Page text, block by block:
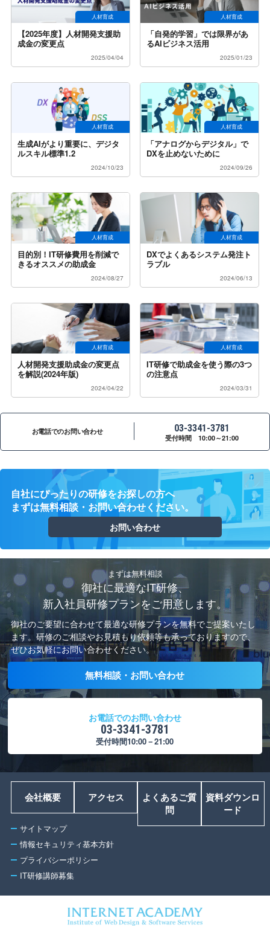
人材育成
【2025年度】人材開発支援助
成金の変更点
2025/04/04
人材育成
「自発的学習」では限界があ
るAIビジネス活用
2025/01/23
人材育成
生成AIがより重要に、デジタ
ルスキル標準1.2
2024/10/23
人材育成
「アナログからデジタル」で
DXを止めないために
2024/09/26
人材育成
目的別！IT研修費用を削減で
きるオススメの助成金
2024/08/27
人材育成
DXでよくあるシステム発注ト
ラブル
2024/06/13
人材育成
人材開発支援助成金の変更点
を解説(2024年版)
2024/04/22
人材育成
IT研修で助成金を使う際の3つ
の注意点
2024/03/31
お電話でのお問い合わせ 03-3341-3781
受付時間 10:00～21:00
自社にぴったりの研修をお探しの方へ
まずは無料相談・お問い合わせください。
お問い合わせ
まずは無料相談
御社に最適なIT研修、
新入社員研修プランをご用意します。
御社のご要望に合わせて最適な研修プランを無料でご提案いたし
ます。 研修のご相談やお見積もり依頼等も承っておりますので、
ぜひお気軽にお問い合わせください。
無料相談・お問い合わせ
お電話でのお問い合わせ
03-3341-3781
受付時間10:00－21:00
サイトマップ
情報セキュリティ基本方針
プライバシーポリシー
IT研修講師募集
会社概要 アクセス
よくあるご質
問
資料ダウンロ
ード